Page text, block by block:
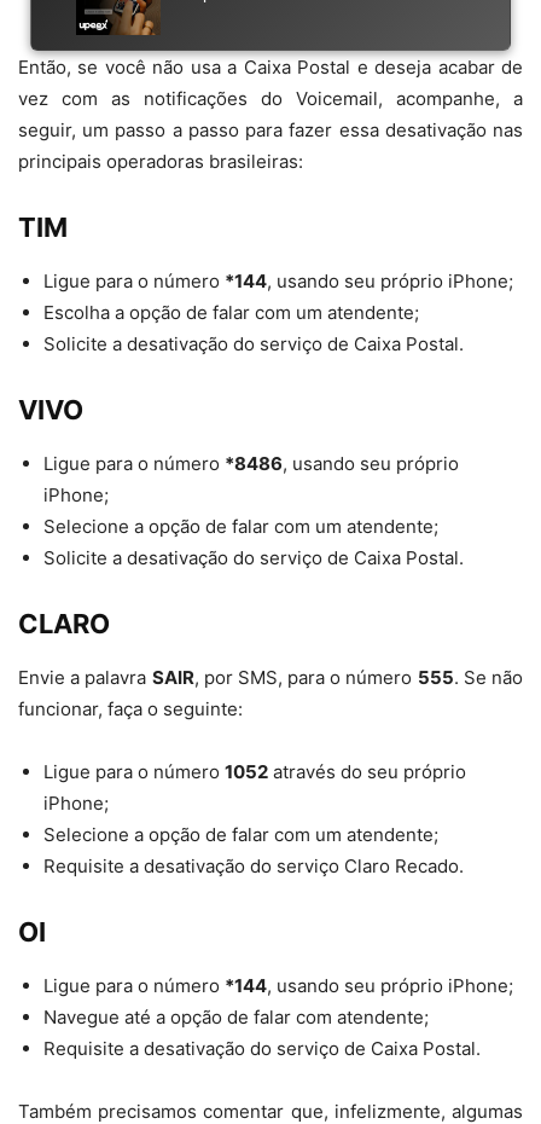
Então, se você não usa a Caixa Postal e deseja acabar de
vez com as notificações do Voicemail, acompanhe, a
seguir, um passo a passo para fazer essa desativação nas
principais operadoras brasileiras:
TIM
Ligue para o número *144, usando seu próprio iPhone;
Escolha a opção de falar com um atendente;
Solicite a desativação do serviço de Caixa Postal.
VIVO
Ligue para o número *8486, usando seu próprio
iPhone;
Selecione a opção de falar com um atendente;
Solicite a desativação do serviço de Caixa Postal.
CLARO
Envie a palavra SAIR, por SMS, para o número 555. Se não
funcionar, faça o seguinte:
Ligue para o número 1052 através do seu próprio
iPhone;
Selecione a opção de falar com um atendente;
Requisite a desativação do serviço Claro Recado.
OI
Ligue para o número *144, usando seu próprio iPhone;
Navegue até a opção de falar com atendente;
Requisite a desativação do serviço de Caixa Postal.
Também precisamos comentar que, infelizmente, algumas